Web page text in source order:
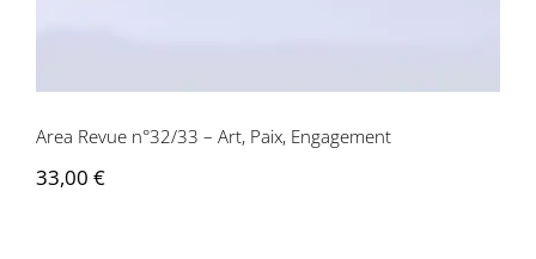
Area Revue n°32/33 – Art, Paix, Engagement
33,00 €